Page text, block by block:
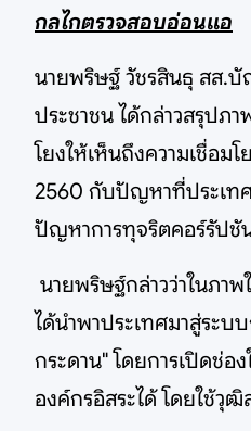
กลไกตรวจสอบอ่อนแอ
นายพริษฐ์ วัชรสินธุ สส.
ประชาชน ได้กล่าวสรุปภ
โยงให้เห็นถึงความเชื่อม
2560 กับปัญหาที่ประเท
ปัญหาการทุจริตคอร์รัปชั
นายพริษฐ์กล่าวว่าในภา
ได้นำพาประเทศมาสู่ระบ
กระดาน" โดยการเปิดช่อ
องค์กรอิสระได้ โดยใช้วุฒิ